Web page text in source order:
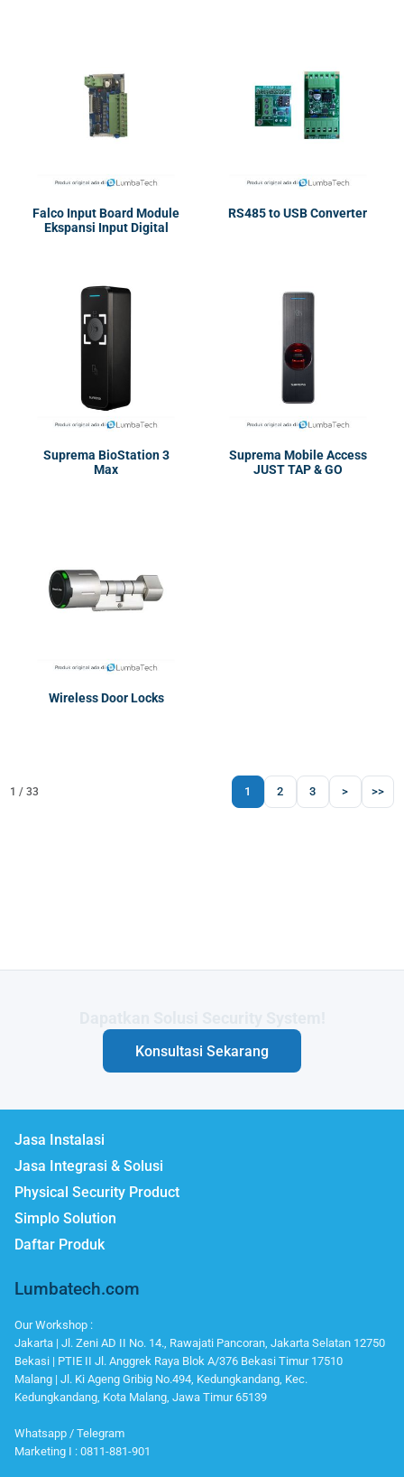
Falco Input Board Module
Ekspansi Input Digital
RS485 to USB Converter
Suprema BioStation 3
Max
Suprema Mobile Access
JUST TAP & GO
Wireless Door Locks
1 / 33 1 2 3 > >>
Konsultasi Sekarang
Jasa Instalasi
Jasa Integrasi & Solusi
Physical Security Product
Simplo Solution
Daftar Produk
Lumbatech.com
Our Workshop :
Jakarta | Jl. Zeni AD II No. 14., Rawajati Pancoran, Jakarta Selatan 12750
Bekasi | PTIE II Jl. Anggrek Raya Blok A/376 Bekasi Timur 17510
Malang | Jl. Ki Ageng Gribig No.494, Kedungkandang, Kec.
Kedungkandang, Kota Malang, Jawa Timur 65139
Whatsapp / Telegram
Marketing I : 0811-881-901